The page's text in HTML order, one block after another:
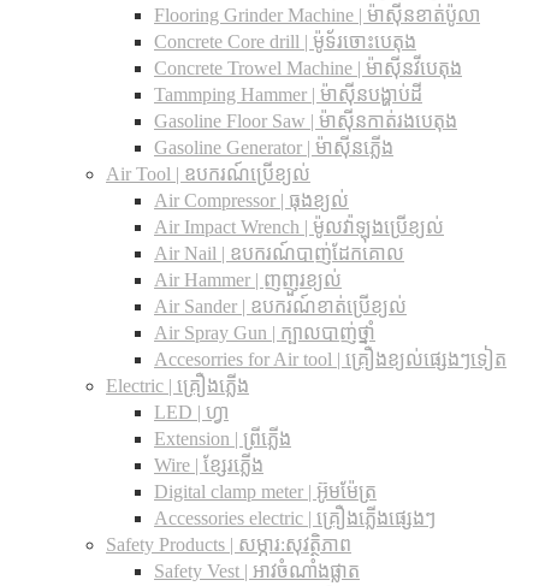
Flooring Grinder Machine | ម៉ាស៊ីនខាត់ប៉ូលា
Concrete Core drill | ម៉ូទ័រចោះបេតុង
Concrete Trowel Machine | ម៉ាស៊ីនវីបេតុង
Tammping Hammer | ម៉ាស៊ីនបង្ហាប់ដី
Gasoline Floor Saw | ម៉ាស៊ីនកាត់រងបេតុង
Gasoline Generator | ម៉ាស៊ីនភ្លើង
Air Tool | ឧបករណ៍ប្រើខ្យល់
Air Compressor | ធុងខ្យល់
Air Impact Wrench | ម៉ូលវ៉ាឡុងប្រើខ្យល់
Air Nail | ឧបករណ៍បាញ់ដែកគោល
Air Hammer | ញញួរខ្យល់
Air Sander | ឧបករណ៍ខាត់ប្រើខ្យល់
Air Spray Gun | ក្បាលបាញ់ថ្នាំ
Accesorries for Air tool | គ្រឿងខ្យល់ផ្សេងៗទៀត
Electric | គ្រឿងភ្លើង
LED | ហ្វា
Extension | ព្រីភ្លើង
Wire | ខ្សែរភ្លើង
Digital clamp meter | អ៊ូមម៉ែត្រ
Accessories electric | គ្រឿងភ្លើងផ្សេងៗ
Safety Products | សម្ភារ:សុវត្ថិភាព
Safety Vest | អាវចំណាំងផ្លាត